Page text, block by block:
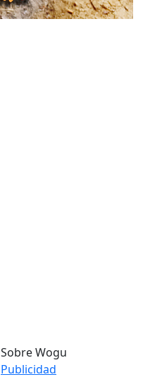
Sobre Wogu
Publicidad